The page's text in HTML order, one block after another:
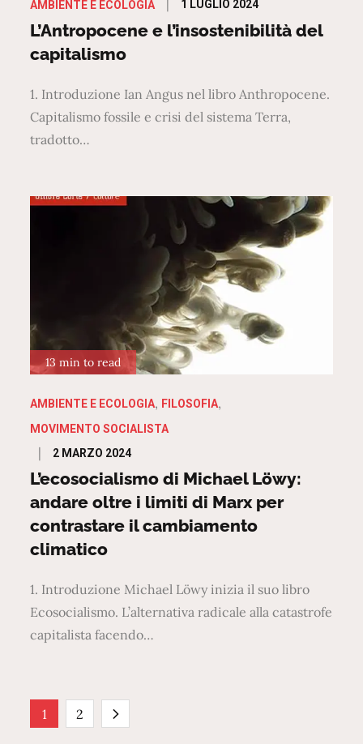
AMBIENTE E ECOLOGIA
on
1 LUGLIO 2024
L’Antropocene e l’insostenibilità del
capitalismo
1. Introduzione Ian Angus nel libro Anthropocene.
Capitalismo fossile e crisi del sistema Terra,
tradotto…
13 min to read
AMBIENTE E ECOLOGIA
FILOSOFIA
MOVIMENTO SOCIALISTA
Posted
on
2 MARZO 2024
L’ecosocialismo di Michael Löwy:
andare oltre i limiti di Marx per
contrastare il cambiamento
climatico
1. Introduzione Michael Löwy inizia il suo libro
Ecosocialismo. L’alternativa radicale alla catastrofe
capitalista facendo…
Paginazione
1 2